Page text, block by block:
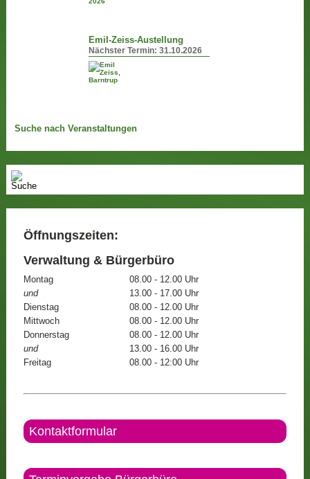
Emil-Zeiss-Austellung
Nächster Termin:31.10.2026
Suche nach Veranstaltungen
Öffnungszeiten:
Verwaltung & Bürgerbüro
Montag
08.00 - 12.00 Uhr
und
13.00 - 17.00 Uhr
Dienstag
08.00 - 12.00 Uhr
Mittwoch
08.00 - 12.00 Uhr
Donnerstag
08.00 - 12.00 Uhr
und
13.00 - 16.00 Uhr
Freitag
08.00 - 12:00 Uhr
Kontaktformular